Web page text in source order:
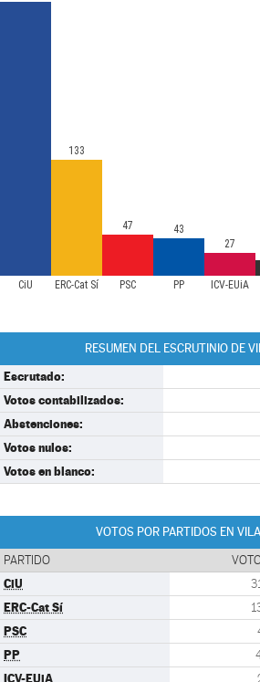
CiU ERC-Cat Sí PSC PP ICV-EUiA
133
47
43
27
RESUMEN DEL ESCRUTINIO DE
Escrutado:
Votos contabilizados:
Abstenciones:
Votos nulos:
Votos en blanco:
VOTOS POR PARTIDOS EN
PARTIDO
CiU
ERC-Cat Sí
PSC
PP
ICV-EUiA